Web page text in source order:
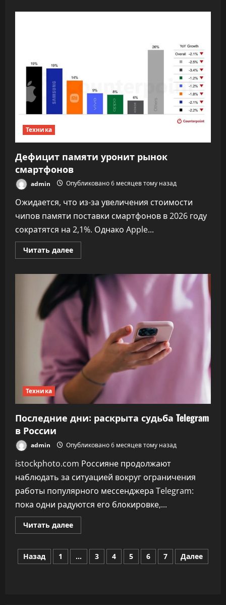
Техника
Дефицит памяти уронит рынок
смартфонов
admin Опубликовано 6 месяцев тому назад
Ожидается, что из-за увеличения стоимости
чипов памяти поставки смартфонов в 2026 году
сократятся на 2,1%. Однако Apple...
Читать далееПрочитать
больше
памяти
уронит
рынок
смартфонов
Техника
Последние дни: раскрыта судьба Telegram
в России
admin Опубликовано 6 месяцев тому назад
istockphoto.com Россияне продолжают
наблюдать за ситуацией вокруг ограничения
работы популярного мессенджера Telegram:
пока одни радуются его блокировке,...
Читать далееПрочитать
больше
дни:
раскрыта
судьба
Пагинация
Назад 1 … 3 4 5 6 7 Далее